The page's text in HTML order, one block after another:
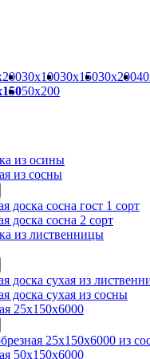
30х10030х15030х200
50х200
из осины
из сосны
доска сосна гост 1 сорт
доска сосна 2 сорт
из лиственницы
доска сухая из
доска сухая из сосны
25х150х6000
25x150x6000 из
50х150х6000